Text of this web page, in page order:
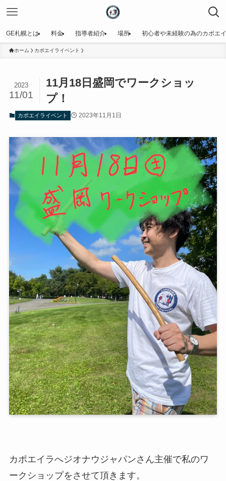
GE札幌とは 料金 指導者紹介 場所 初心者や未経験の為のカポエ
ホーム カポエイライベント
11月18日盛岡でワークショッ
プ！
2023
11/01
カポエイライベント 2023年11月1日
カポエイラへジオナウジャパンさん主催で私のワ
ークショップをさせて頂きます。